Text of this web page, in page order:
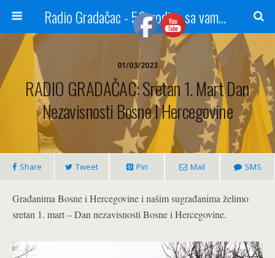
Radio Gradačac - 56 godina sa vama...
01/03/2023
RADIO GRADAČAC: Sretan 1. Mart Dan
Nezavisnosti Bosne I Hercegovine
Share Tweet Pin Mail SMS
Građanima Bosne i Hercegovine i našim sugrađanima želimo
sretan 1. mart – Dan nezavisnosti Bosne i Hercegovine.